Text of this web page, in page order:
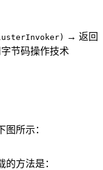
→ 返回
节码操作技术
图所示：
的方法是：